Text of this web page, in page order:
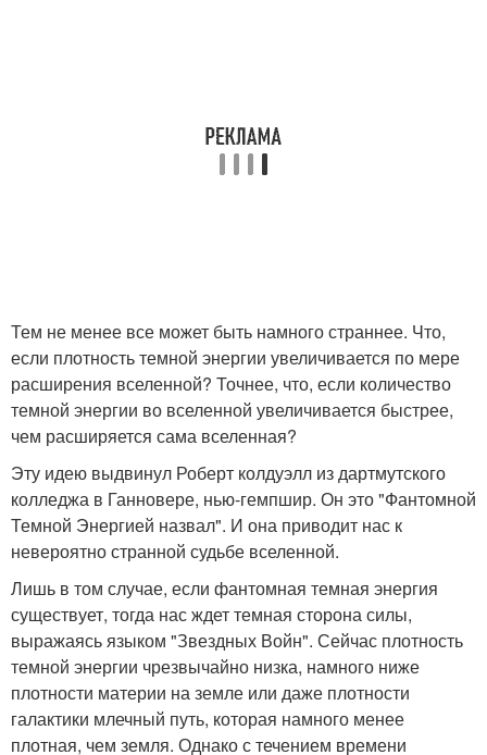
Тем не менее все может быть намного страннее. Что,
если плотность темной энергии увеличивается по мере
расширения вселенной? Точнее, что, если количество
темной энергии во вселенной увеличивается быстрее,
чем расширяется сама вселенная?
Эту идею выдвинул Роберт колдуэлл из дартмутского
колледжа в Ганновере, нью-гемпшир. Он это "Фантомной
Темной Энергией назвал". И она приводит нас к
невероятно странной судьбе вселенной.
Лишь в том случае, если фантомная темная энергия
существует, тогда нас ждет темная сторона силы,
выражаясь языком "Звездных Войн". Сейчас плотность
темной энергии чрезвычайно низка, намного ниже
плотности материи на земле или даже плотности
галактики млечный путь, которая намного менее
плотная, чем земля. Однако с течением времени